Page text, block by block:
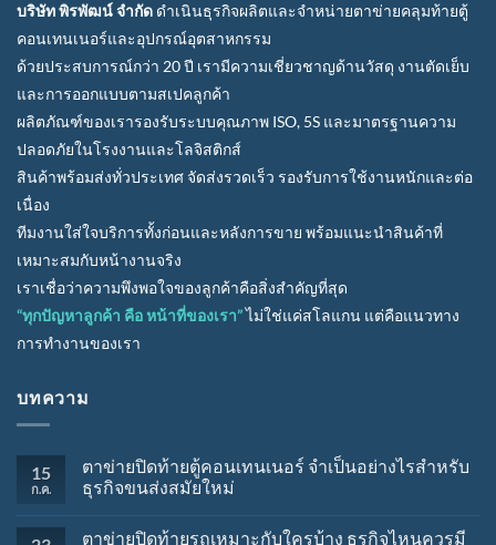
บริษัท พิรพัฒน์ จำกัด ดำเนินธุรกิจผลิตและจำหน่ายตาข่ายคลุมท้ายตู้
คอนเทนเนอร์และอุปกรณ์อุตสาหกรรม
ด้วยประสบการณ์กว่า 20 ปี เรามีความเชี่ยวชาญด้านวัสดุ งานตัดเย็บ
และการออกแบบตามสเปคลูกค้า
ผลิตภัณฑ์ของเรารองรับระบบคุณภาพ ISO, 5S และมาตรฐานความ
ปลอดภัยในโรงงานและโลจิสติกส์
สินค้าพร้อมส่งทั่วประเทศ จัดส่งรวดเร็ว รองรับการใช้งานหนักและต่อ
เนื่อง
ทีมงานใส่ใจบริการทั้งก่อนและหลังการขาย พร้อมแนะนำสินค้าที่
เหมาะสมกับหน้างานจริง
เราเชื่อว่าความพึงพอใจของลูกค้าคือสิ่งสำคัญที่สุด
“ทุกปัญหาลูกค้า คือ หน้าที่ของเรา”ไม่ใช่แค่สโลแกน แต่คือแนวทาง
การทำงานของเรา
บทความ
15
ก.ค.
ตาข่ายปิดท้ายตู้คอนเทนเนอร์ จำเป็นอย่างไรสำหรับ
ธุรกิจขนส่งสมัยใหม่
ตาข่ายปิดท้ายรถเหมาะกับใครบ้าง ธุรกิจไหนควรมี